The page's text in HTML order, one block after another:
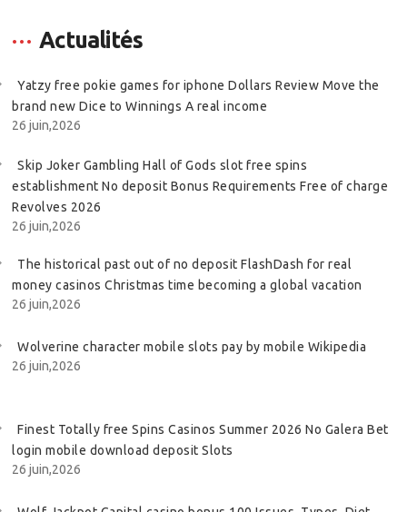
Actualités
Yatzy free pokie games for iphone Dollars Review Move the
brand new Dice to Winnings A real income
26 juin,2026
Skip Joker Gambling Hall of Gods slot free spins
establishment No deposit Bonus Requirements Free of charge
Revolves 2026
26 juin,2026
The historical past out of no deposit FlashDash for real
money casinos Christmas time becoming a global vacation
26 juin,2026
Wolverine character mobile slots pay by mobile Wikipedia
26 juin,2026
Finest Totally free Spins Casinos Summer 2026 No Galera Bet
login mobile download deposit Slots
26 juin,2026